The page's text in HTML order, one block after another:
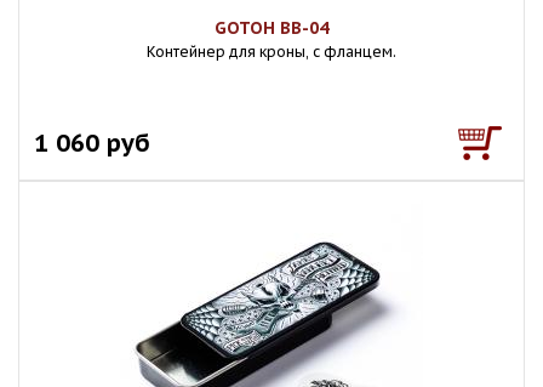
GOTOH BB-04
Контейнер для кроны, с фланцем.
1 060 руб